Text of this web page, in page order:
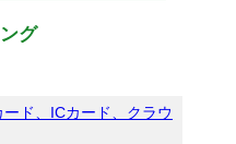
グ
ド、ICカード、クラウ